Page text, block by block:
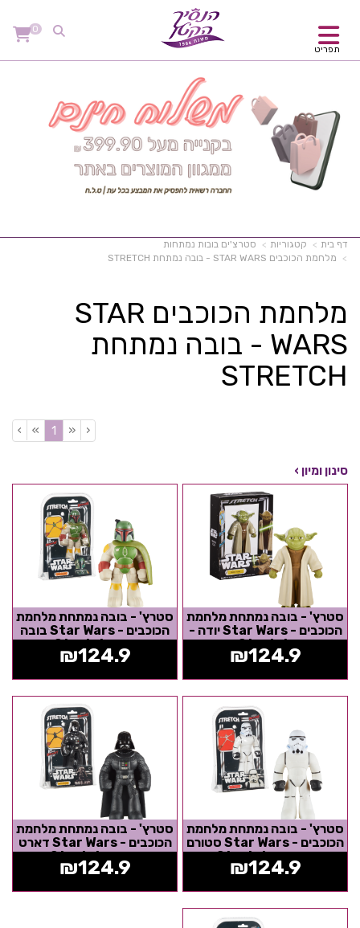
תפריט
0
דף בית קטגוריות
סטרצ'ים בובות נמתחות
מלחמת הכוכבים STAR WARS - בובה נמתחת STRETCH
מלחמת הכוכבים STAR
WARS - בובה נמתחת
STRETCH
‹
«
1
»
›
סינון ומיון ›
סטרץ' - בובה נמתחת מלחמת
הכוכבים - Star Wars יודה -
Stretch
₪124.9
סטרץ' - בובה נמתחת מלחמת
הכוכבים - Star Wars בובה
פט - Stretch
₪124.9
סטרץ' - בובה נמתחת מלחמת
הכוכבים - Star Wars סטורם
טרופר - Stretch
₪124.9
סטרץ' - בובה נמתחת מלחמת
הכוכבים - Star Wars דארט
ויידר - Stretch
₪124.9